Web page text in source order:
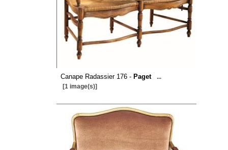
Canape Radassier 176 - Paget
...
[1 image(s)]